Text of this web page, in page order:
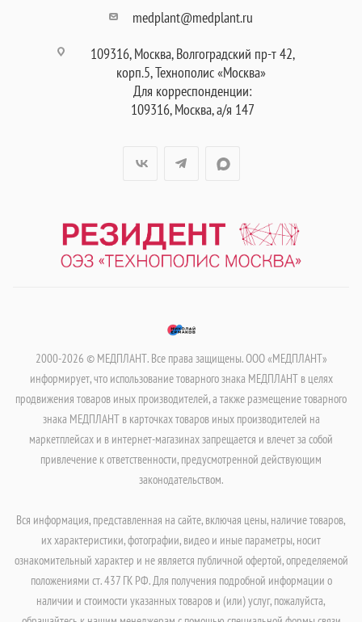
medplant@medplant.ru
109316, Москва, Волгоградский пр-т 42,
корп.5, Технополис «Москва»
Для корреспонденции:
109316, Москва, а/я 147
2000-2026 © МЕДПЛАНТ. Все права защищены. ООО «МЕДПЛАНТ»
информирует, что использование товарного знака МЕДПЛАНТ в целях
продвижения товаров иных производителей, а также размещение товарного
знака МЕДПЛАНТ в карточках товаров иных производителей на
маркетплейсах и в интернет-магазинах запрещается и влечет за собой
привлечение к ответственности, предусмотренной действующим
законодательством.
Вся информация, представленная на сайте, включая цены, наличие товаров,
их характеристики, фотографии, видео и иные параметры, носит
ознакомительный характер и не является публичной офертой, определяемой
положениями ст. 437 ГК РФ. Для получения подробной информации о
наличии и стоимости указанных товаров и (или) услуг, пожалуйста,